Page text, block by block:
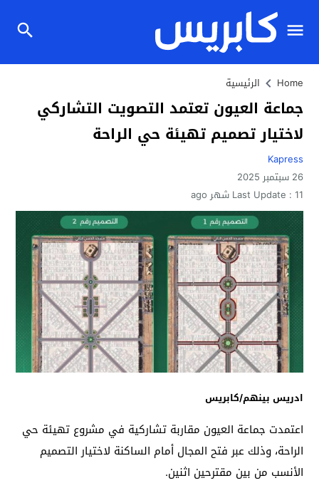
Home الرئيسية
جماعة العيون تعتمد التصويت التشاركي
لاختيار تصميم تهيئة حي الراحة
Kapress
26 سبتمبر 2025
Last Update : 11 شهر ago
ادريس بينهم/كابريس
اعتمدت جماعة العيون مقاربة تشاركية في مشروع تهيئة حي
الراحة، وذلك عبر فتح المجال أمام الساكنة لاختيار التصميم
الأنسب من بين مقترحين اثنين.